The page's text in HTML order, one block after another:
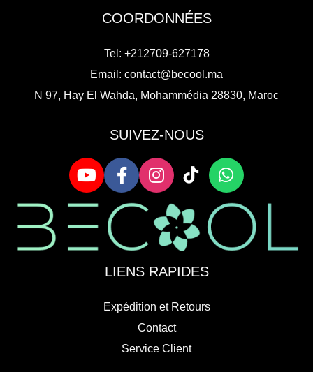
COORDONNÉES
Tel: +212709-627178
Email: contact@becool.ma
N 97, Hay El Wahda, Mohammédia 28830, Maroc
SUIVEZ-NOUS
LIENS RAPIDES
Expédition et Retours
Contact
Service Client